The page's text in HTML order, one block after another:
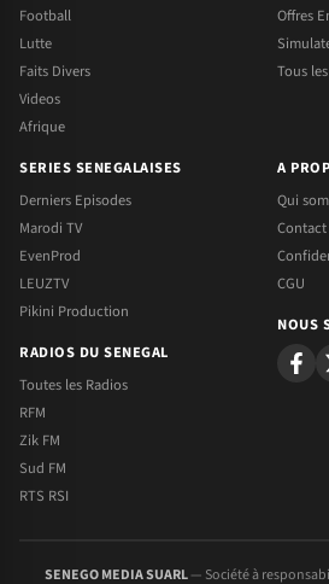
Football
Lutte
Faits Divers
Videos
Afrique
Offres
Tous
SERIES SENEGALAISES
Derniers Episodes
Marodi TV
EvenProd
LEUZTV
Pikini Production
RADIOS DU SENEGAL
Toutes les Radios
RFM
Zik FM
Sud FM
RTS RSI
A
Qui
Contact
CGU
NOUS
SENEGO MEDIA SUARL— Société à